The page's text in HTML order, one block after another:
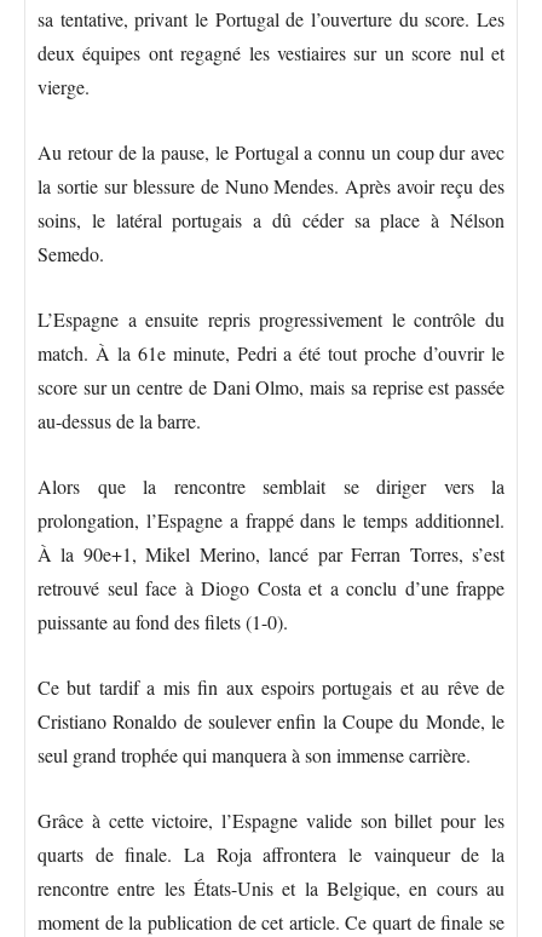
sa tentative, privant le Portugal de l’ouverture du score. Les
deux équipes ont regagné les vestiaires sur un score nul et
vierge.
Au retour de la pause, le Portugal a connu un coup dur avec
la sortie sur blessure de Nuno Mendes. Après avoir reçu des
soins, le latéral portugais a dû céder sa place à Nélson
Semedo.
L’Espagne a ensuite repris progressivement le contrôle du
match. À la 61e minute, Pedri a été tout proche d’ouvrir le
score sur un centre de Dani Olmo, mais sa reprise est passée
au-dessus de la barre.
Alors que la rencontre semblait se diriger vers la
prolongation, l’Espagne a frappé dans le temps additionnel.
À la 90e+1, Mikel Merino, lancé par Ferran Torres, s’est
retrouvé seul face à Diogo Costa et a conclu d’une frappe
puissante au fond des filets (1-0).
Ce but tardif a mis fin aux espoirs portugais et au rêve de
Cristiano Ronaldo de soulever enfin la Coupe du Monde, le
seul grand trophée qui manquera à son immense carrière.
Grâce à cette victoire, l’Espagne valide son billet pour les
quarts de finale. La Roja affrontera le vainqueur de la
rencontre entre les États-Unis et la Belgique, en cours au
moment de la publication de cet article. Ce quart de finale se